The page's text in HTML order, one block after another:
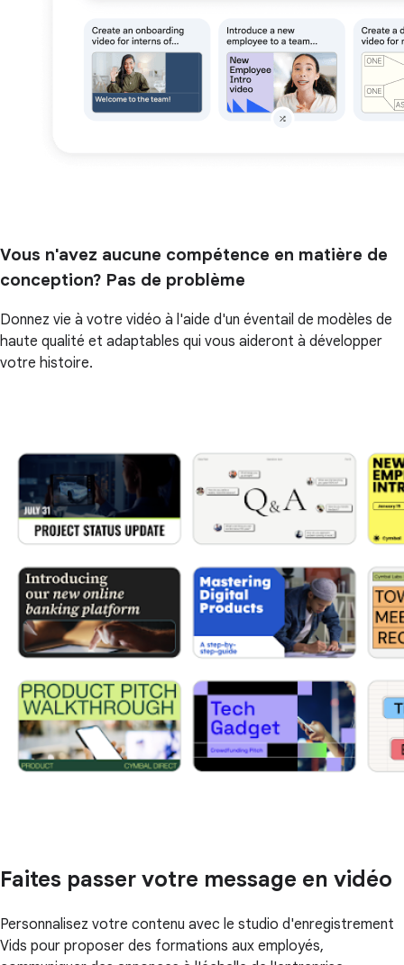
Vous n'avez aucune compétence en matière de
conception? Pas de problème
Donnez vie à votre vidéo à l'aide d'un éventail de modèles de
haute qualité et adaptables qui vous aideront à développer
votre histoire.
Faites passer votre message en vidéo
Personnalisez votre contenu avec le studio d'enregistrement
Vids pour proposer des formations aux employés,